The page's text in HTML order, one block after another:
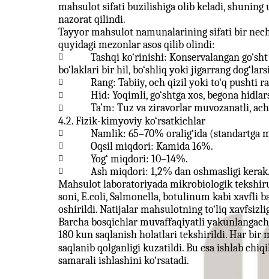
mahsulot sifati buzilishiga olib keladi, shuning
nazorat qilindi.
Tayyor mahsulot namunalarining sifati bir
quyidagi mezonlar asos qilib olindi:

Tashqi ko‘rinishi: Konservalangan
bo‘laklari bir hil, bo‘shliq yoki jigarrang
 Rang: Tabiiy, och qizil yoki to‘q pushti
 Hid: Yoqimli, go‘shtga xos, begona

Ta’m: Tuz va ziravorlar muvozanatli,
4.2. Fizik-kimyoviy ko‘rsatkichlar
 Namlik: 65–70% oralig‘ida (standartga
 Oqsil miqdori: Kamida 16%.
 Yog‘ miqdori: 10–14%.

Ash miqdori: 1,2% dan oshmasligi
Mahsulot laboratoriyada mikrobiologik
soni, E.coli, Salmonella, botulinum kabi xavfli
oshirildi. Natijalar mahsulotning to‘liq
Barcha bosqichlar muvaffaqiyatli
180 kun saqlanish holatlari tekshirildi. Har bir
saqlanib qolganligi kuzatildi. Bu esa ishlab
samarali ishlashini ko‘rsatadi.